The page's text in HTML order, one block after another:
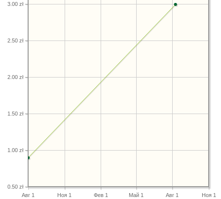
Авг 1 Ноя 1 Фев 1 Май 1 Авг 1 Ноя 1
0.50 zł
1.00 zł
1.50 zł
2.00 zł
2.50 zł
3.00 zł